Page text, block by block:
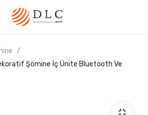
Şömine İç Ünite Bluetooth Ve